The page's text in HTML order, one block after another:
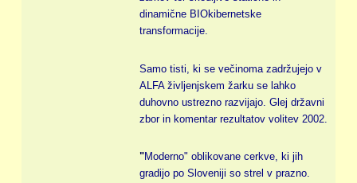
dinamične BIOkibernetske
transformacije.
Samo tisti, ki se večinoma zadržujejo v
ALFA življenjskem žarku se lahko
duhovno ustrezno razvijajo. Glej državni
zbor in komentar rezultatov volitev 2002.
"Moderno" oblikovane cerkve, ki jih
gradijo po Sloveniji so strel v prazno.